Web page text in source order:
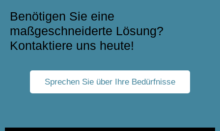
Benötigen Sie eine
maßgeschneiderte Lösung?
Kontaktiere uns heute!
Sprechen Sie über Ihre Bedürfnisse